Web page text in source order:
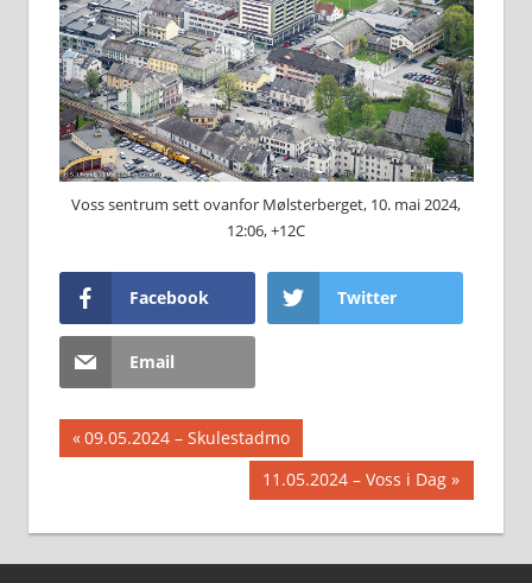
Voss sentrum sett ovanfor Mølsterberget, 10. mai 2024,
12:06, +12C
Facebook Twitter
Email
Innleggsnavigasjon
Previous
Post:
09.05.2024 – Skulestadmo
Next
Post:
11.05.2024 – Voss i Dag